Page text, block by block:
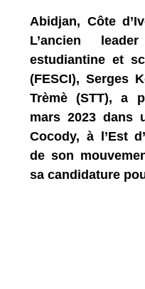
Abidjan, Côte
L’ancien
estudiantine et
(FESCI), Serges
Trèmè (STT), a
mars 2023 dans
Cocody, à l’Est
de son
sa candidature